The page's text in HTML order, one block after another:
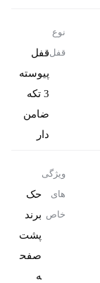
نوع
قفلقفل
پیوسته
3 تکه
ضامن
دار
ویژگی
های
خاص
حک
برند
پشت
صفح
ه